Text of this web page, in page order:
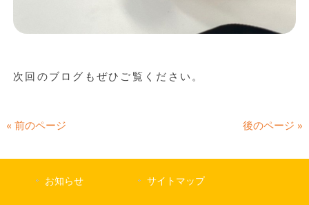
次回のブログもぜひご覧ください。
« 前のページ 後のページ »
お知らせ サイトマップ